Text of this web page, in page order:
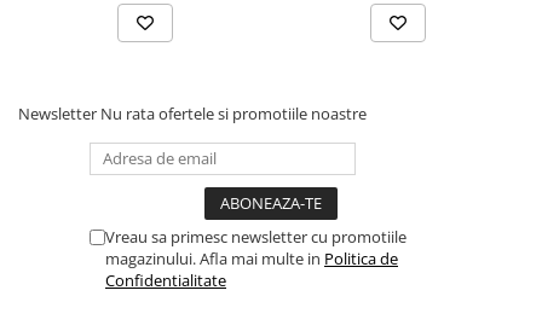
Newsletter Nu rata ofertele si promotiile noastre
Vreau sa primesc newsletter cu promotiile
magazinului. Afla mai multe in Politica de
Confidentialitate